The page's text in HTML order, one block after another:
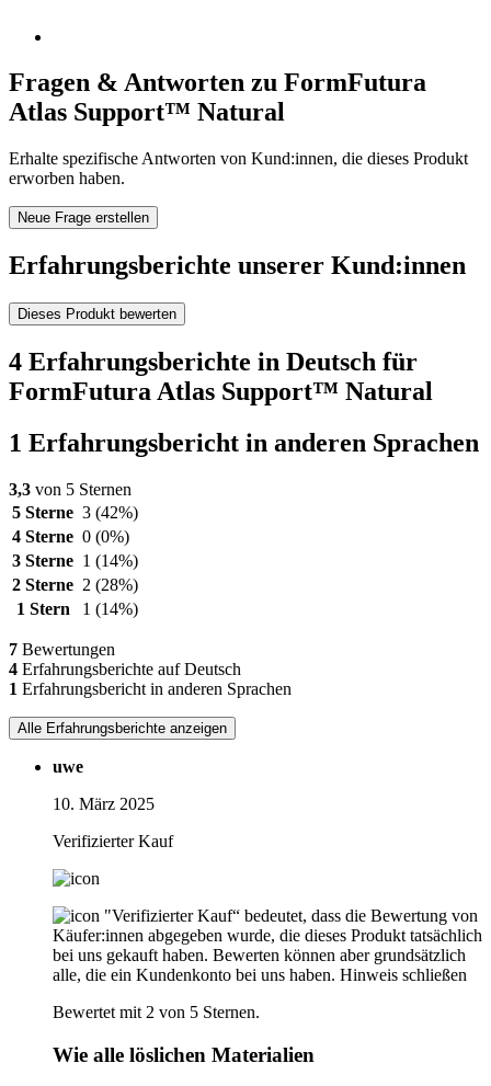
Fragen & Antworten zu FormFutura
Atlas Support™ Natural
Erhalte spezifische Antworten von Kund:innen, die dieses Produkt
erworben haben.
Neue Frage erstellen
Erfahrungsberichte unserer Kund:innen
Dieses Produkt bewerten
4 Erfahrungsberichte in Deutsch für
FormFutura Atlas Support™ Natural
1 Erfahrungsbericht in anderen Sprachen
3,3 von 5 Sternen
5 Sterne 3 (42%)
4 Sterne 0 (0%)
3 Sterne 1 (14%)
2 Sterne 2 (28%)
1 Stern
1 (14%)
7 Bewertungen
4 Erfahrungsberichte auf Deutsch
1 Erfahrungsbericht in anderen Sprachen
Alle Erfahrungsberichte anzeigen
uwe
10. März 2025
Verifizierter Kauf
"Verifizierter Kauf“ bedeutet, dass die Bewertung von
Käufer:innen abgegeben wurde, die dieses Produkt tatsächlich
bei uns gekauft haben. Bewerten können aber grundsätzlich
alle, die ein Kundenkonto bei uns haben. Hinweis schließen
Bewertet mit 2 von 5 Sternen.
Wie alle löslichen Materialien